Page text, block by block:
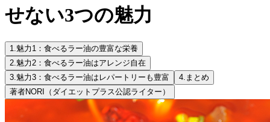
せない3つの魅力
1.魅力1：食べるラー油の豊富な栄養
2.魅力2：食べるラー油はアレンジ自在
3.魅力3：食べるラー油はレパートリーも豊富 4. まとめ
著者NORI（ダイエットプラス公認ライター）